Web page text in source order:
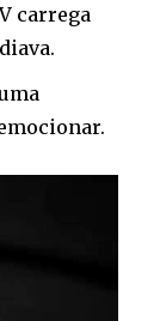
carrega